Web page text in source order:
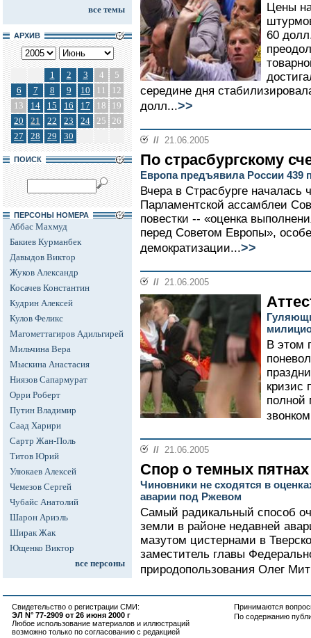
все темы
АРХИВ
1 2 3 4
5
6
7 8 9 10 11
12
13
14 15 16 17 18
19
20
21 22 23 24 25 26
27
28 29 30
ПОИСК
ПЕРСОНЫ НОМЕРА
Аббас Махмуд
Бакиев Курманбек
Давыдов Виктор
Жуков Александр
Косачев Константин
Кудрин Алексей
Кулов Феликс
Магометтагиров Адильгирей
Мильчина Вера
Мыскина Анастасия
Ниязов Сапармурат
Орри Роберт
Путин Владимир
Саад Харири
Сартр Жан-Поль
Титов Юрий
Улюкаев Алексей
Чемезов Сергей
Чубайс Анатолий
Шарон Ариэль
Ширак Жак
Ющенко Виктор
все персоны
Цены
60
середине дня
долл...>>
// 21.06.2005
По страсбургскому
Европа предъявила России 439
Вчера в Страсбурге началась
Парламентской ассамблеи
повестки -- «оценка
перед Советом Европы»,
демократизации...>>
// 21.06.2005
В этом
кризис
полной
// 21.06.2005
Спор о темных пятнах
Чиновники не сходятся в
аварии под Ржевом
Самый радикальный способ
земли в районе недавней
мазутом цистернами в
заместитель главы
природопользования Олег
Свидетельство о регистрации СМИ:
ЭЛ N° 77-2909 от 26 июня 2000 г
Любое использование материалов и иллюстраций
возможно только по согласованию с редакцией
Принимаются
По содержанию